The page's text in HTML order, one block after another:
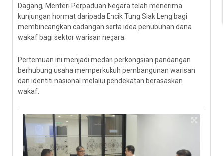
Dagang, Menteri Perpaduan Negara telah menerima
kunjungan hormat daripada Encik Tung Siak Leng bagi
membincangkan cadangan serta idea penubuhan dana
wakaf bagi sektor warisan negara.
Pertemuan ini menjadi medan perkongsian pandangan
berhubung usaha memperkukuh pembangunan warisan
dan identiti nasional melalui pendekatan berasaskan
wakaf.